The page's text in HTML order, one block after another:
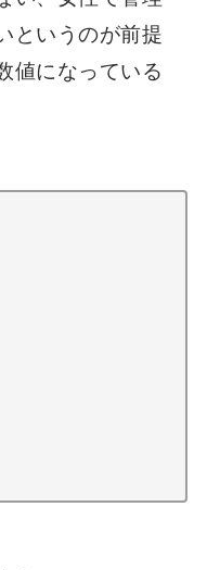
というのが前提
値になっている